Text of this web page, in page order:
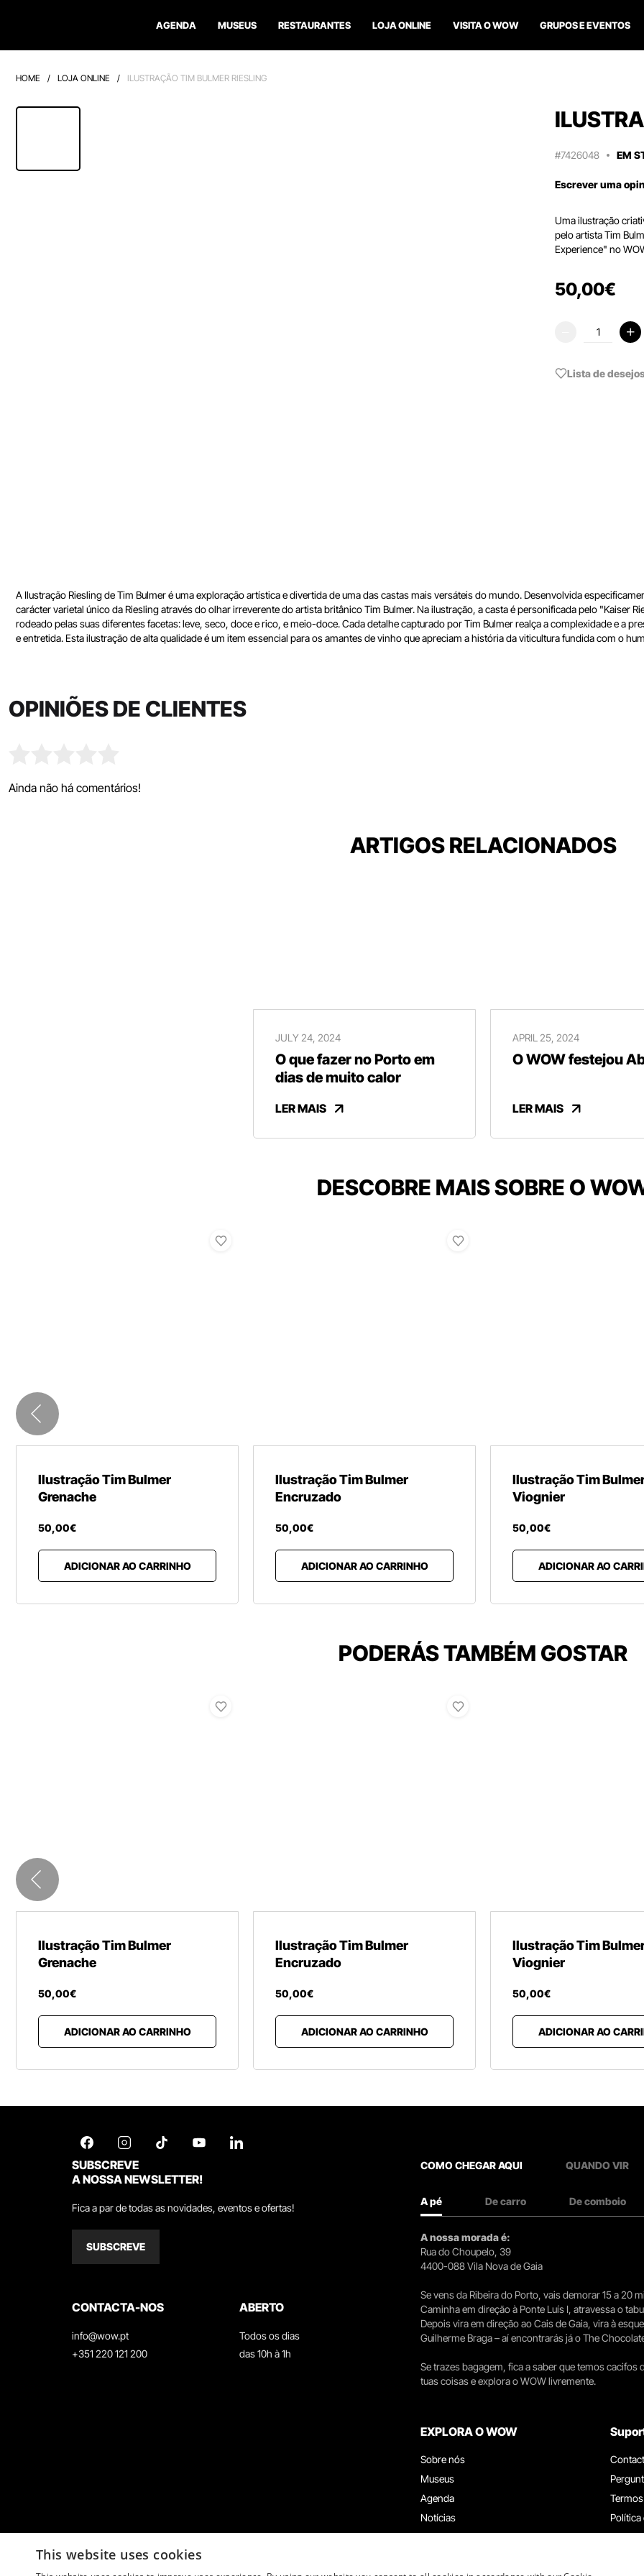
AGENDA MUSEUS RESTAURANTES LOJA ONLINE VISITA O WOW GRUPOS E EVENTOS
HOME / LOJA ONLINE / ILUSTRAÇÃO TIM BULMER RIESLING
#7426048 EM
Escrever uma
Uma ilustração
pelo artista Tim
Experience" no
50,00€
Lista de
A Ilustração Riesling de Tim Bulmer é uma exploração artística e divertida de uma das castas mais versáteis do mundo. Desenvolvida
carácter varietal único da Riesling através do olhar irreverente do artista britânico Tim Bulmer. Na ilustração, a casta é personificada pelo "Kaiser
rodeado pelas suas diferentes facetas: leve, seco, doce e rico, e meio-doce. Cada detalhe capturado por Tim Bulmer realça a complexidade e a
e entretida. Esta ilustração de alta qualidade é um item essencial para os amantes de vinho que apreciam a história da viticultura fundida com o
OPINIÕES DE CLIENTES
Ainda não há comentários!
ARTIGOS RELACIONADOS
JULY 24, 2024
O que fazer no Porto em
dias de muito calor
LER MAIS
APRIL 25, 2024
O WOW festejou
LER MAIS
DESCOBRE MAIS SOBRE O
Ilustração Tim Bulmer
Grenache
50,00€
ADICIONAR AO CARRINHO
Ilustração Tim Bulmer
Encruzado
50,00€
ADICIONAR AO CARRINHO
Ilustração Tim
Viognier
50,00€
ADICIONAR AO
PODERÁS TAMBÉM GOSTAR
Ilustração Tim Bulmer
Grenache
50,00€
ADICIONAR AO CARRINHO
Ilustração Tim Bulmer
Encruzado
50,00€
ADICIONAR AO CARRINHO
Ilustração Tim
Viognier
50,00€
ADICIONAR AO
SUBSCREVE
A NOSSA NEWSLETTER!
Fica a par de todas as novidades, eventos e ofertas!
SUBSCREVE
CONTACTA-NOS
info@wow.pt
+351 220 121 200
ABERTO
Todos os dias
das 10h à 1h
COMO CHEGAR AQUI QUANDO VIR
A pé De carro De comboio
A nossa morada é:
Rua do Choupelo, 39
4400-088 Vila Nova de Gaia
Se vens da Ribeira do Porto, vais demorar 15 a 20
Caminha em direção à Ponte Luís I, atravessa o
Depois vira em direção ao Cais de Gaia, vira à
Guilherme Braga – aí encontrarás já o The
Se trazes bagagem, fica a saber que temos
tuas coisas e explora o WOW livremente.
EXPLORA O WOW
Sobre nós
Museus
Agenda
Notícias
Restaurantes
Política
This website uses cookies